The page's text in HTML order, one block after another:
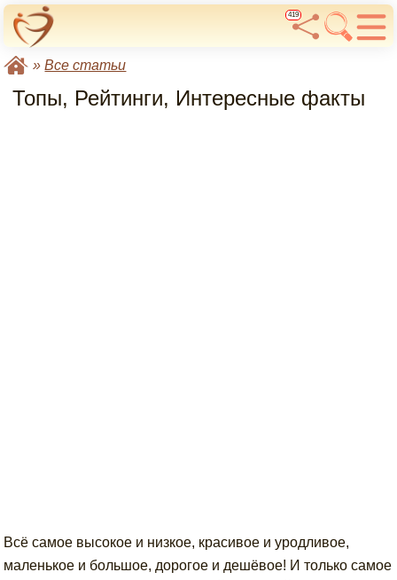
419
»Все статьи
Топы, Рейтинги, Интересные факты
Всё самое высокое и низкое, красивое и уродливое,
маленькое и большое, дорогое и дешёвое! И только самое